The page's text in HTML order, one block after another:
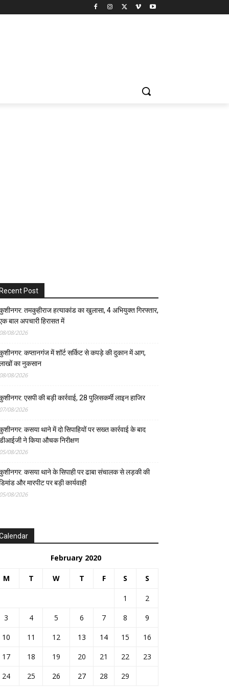
Recent Post
तमकुहीराज हत्याकांड का खुलासा, 4 अभियुक्त गिरफ्तार,
बाल अपचारी हिरासत में
08/08/2026
कप्तानगंज में शॉर्ट सर्किट से कपड़े की दुकान में आग,
का नुकसान
08/08/2026
एसपी की बड़ी कार्रवाई, 28 पुलिसकर्मी लाइन हाजिर
07/08/2026
कसया थाने में दो सिपाहियों पर सख्त कार्रवाई के बाद
ने किया औचक निरीक्षण
05/08/2026
कसया थाने के सिपाही पर ढाबा संचालक से लड़की की
और मारपीट पर बड़ी कार्यवाही
05/08/2026
February 2020
M T W T F S S
1
2
3
4 5 6 7 8
9
10
11 12 13 14 15
16
17
18 19 20 21 22
23
24
25 26 27 28
29